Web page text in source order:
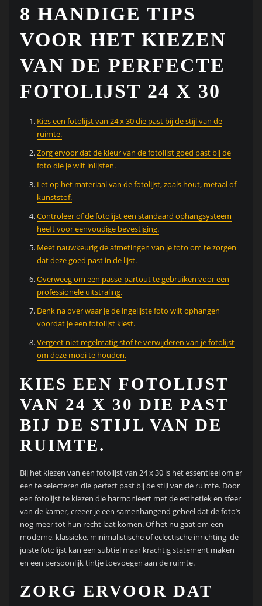
8 HANDIGE TIPS
VOOR HET KIEZEN
VAN DE PERFECTE
FOTOLIJST 24 X 30
Kies een fotolijst van 24 x 30 die past bij de stijl van de
ruimte.
Zorg ervoor dat de kleur van de fotolijst goed past bij de
foto die je wilt inlijsten.
Let op het materiaal van de fotolijst, zoals hout, metaal of
kunststof.
Controleer of de fotolijst een standaard ophangsysteem
heeft voor eenvoudige bevestiging.
Meet nauwkeurig de afmetingen van je foto om te zorgen
dat deze goed past in de lijst.
Overweeg om een passe-partout te gebruiken voor een
professionele uitstraling.
Denk na over waar je de ingelijste foto wilt ophangen
voordat je een fotolijst kiest.
Vergeet niet regelmatig stof te verwijderen van je fotolijst
om deze mooi te houden.
KIES EEN FOTOLIJST
VAN 24 X 30 DIE PAST
BIJ DE STIJL VAN DE
RUIMTE.
Bij het kiezen van een fotolijst van 24 x 30 is het essentieel om er
een te selecteren die perfect past bij de stijl van de ruimte. Door
een fotolijst te kiezen die harmonieert met de esthetiek en sfeer
van de kamer, creëer je een samenhangend geheel dat de foto’s
nog meer tot hun recht laat komen. Of het nu gaat om een
moderne, klassieke, minimalistische of eclectische inrichting, de
juiste fotolijst kan een subtiel maar krachtig statement maken
en een persoonlijk tintje toevoegen aan de ruimte.
ZORG ERVOOR DAT